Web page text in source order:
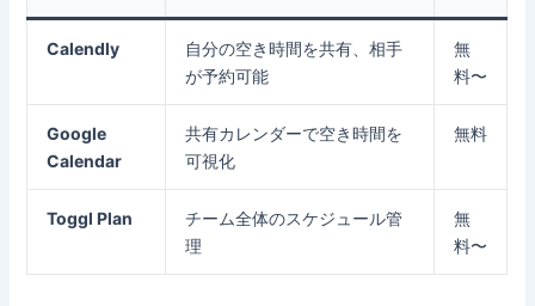
Calendly
自分の空き時間を共有、相手
が予約可能
無
料〜
Google
Calendar
共有カレンダーで空き時間を
可視化
無料
Toggl Plan
チーム全体のスケジュール管
理
無
料〜